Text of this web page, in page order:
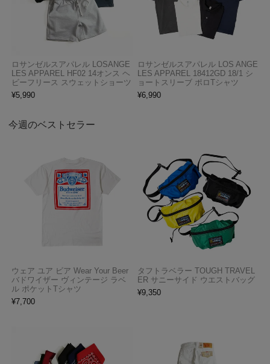
ロサンゼルスアパレル LOSANGE
LES APPAREL HF02 14オンス ヘ
ビーフリース スウェットショーツ
¥5,990
ロサンゼルスアパレル LOS ANGE
LES APPAREL 18412GD 18/1 シ
ョートスリーブ ポロTシャツ
¥6,990
今週のベストセラー
ウェア ユア ビア Wear Your Beer
バドワイザー ヴィンテージ ラベ
ル ポケットTシャツ
¥7,700
タフトラベラー TOUGH TRAVEL
ER サニーサイド ウエストバッグ
¥9,350